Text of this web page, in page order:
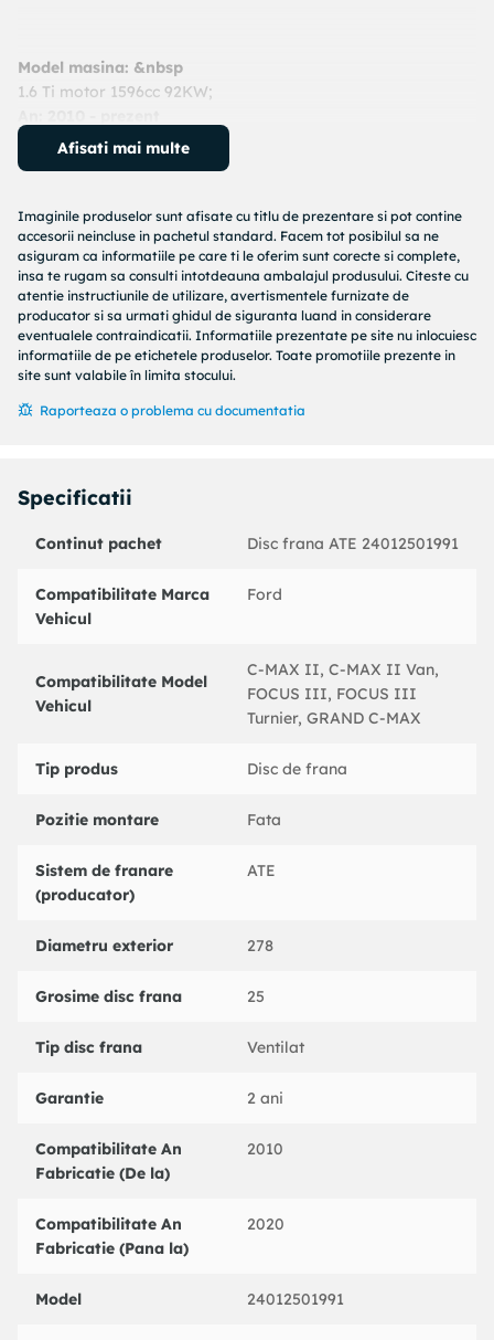
Model masina: &nbsp
1.6 Ti motor 1596cc 92KW;
Cod produs:24012501991
Producator:
Specificatii produs:
Diametru [mm] : 278
Grosime disc frana [mm] : 25
Grosime minima [mm] : 23
Tip disc frana : ventilat
Procesare : continut ridicat de carbon
Suprafata : acoperit (cu un strat protector)
Numar gauri : 5
Diametru de centrare [mm] : 63,5
Alezaj-? [mm] : 13,7
Partea de montare : punte fata
FORD : AV611125DB
FORD : 1686723
BOSCH : 0986479173
HELLA : 8DD355117961
PAGID : 55377PRO
TRW : DF6138
ZIMMERMANN : 250135220
Afisati mai multe
Imaginile produselor sunt afisate cu titlu de prezentare si pot contine
accesorii neincluse in pachetul standard. Facem tot posibilul sa ne
asiguram ca informatiile pe care ti le oferim sunt corecte si complete,
insa te rugam sa consulti intotdeauna ambalajul produsului. Citeste cu
atentie instructiunile de utilizare, avertismentele furnizate de
producator si sa urmati ghidul de siguranta luand in considerare
eventualele contraindicatii. Informatiile prezentate pe site nu inlocuiesc
informatiile de pe etichetele produselor. Toate promotiile prezente in
site sunt valabile în limita stocului.
Raporteaza o problema cu documentatia
Specificatii
Continut pachet Disc frana ATE 24012501991
Compatibilitate Marca
Vehicul
Ford
Compatibilitate Model
Vehicul
C-MAX II, C-MAX II Van,
FOCUS III, FOCUS III
Turnier, GRAND C-MAX
Tip produs Disc de frana
Pozitie montare Fata
Sistem de franare
(producator)
ATE
Diametru exterior 278
Grosime disc frana 25
Tip disc frana Ventilat
Garantie 2 ani
Compatibilitate An
Fabricatie (De la)
2010
Compatibilitate An
Fabricatie (Pana la)
2020
Model 24012501991